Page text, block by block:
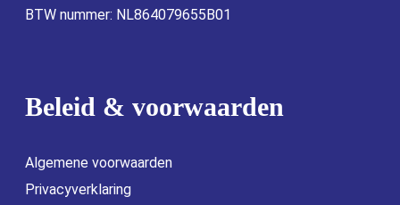
BTW nummer: NL864079655B01
Beleid & voorwaarden
Algemene voorwaarden
Privacyverklaring